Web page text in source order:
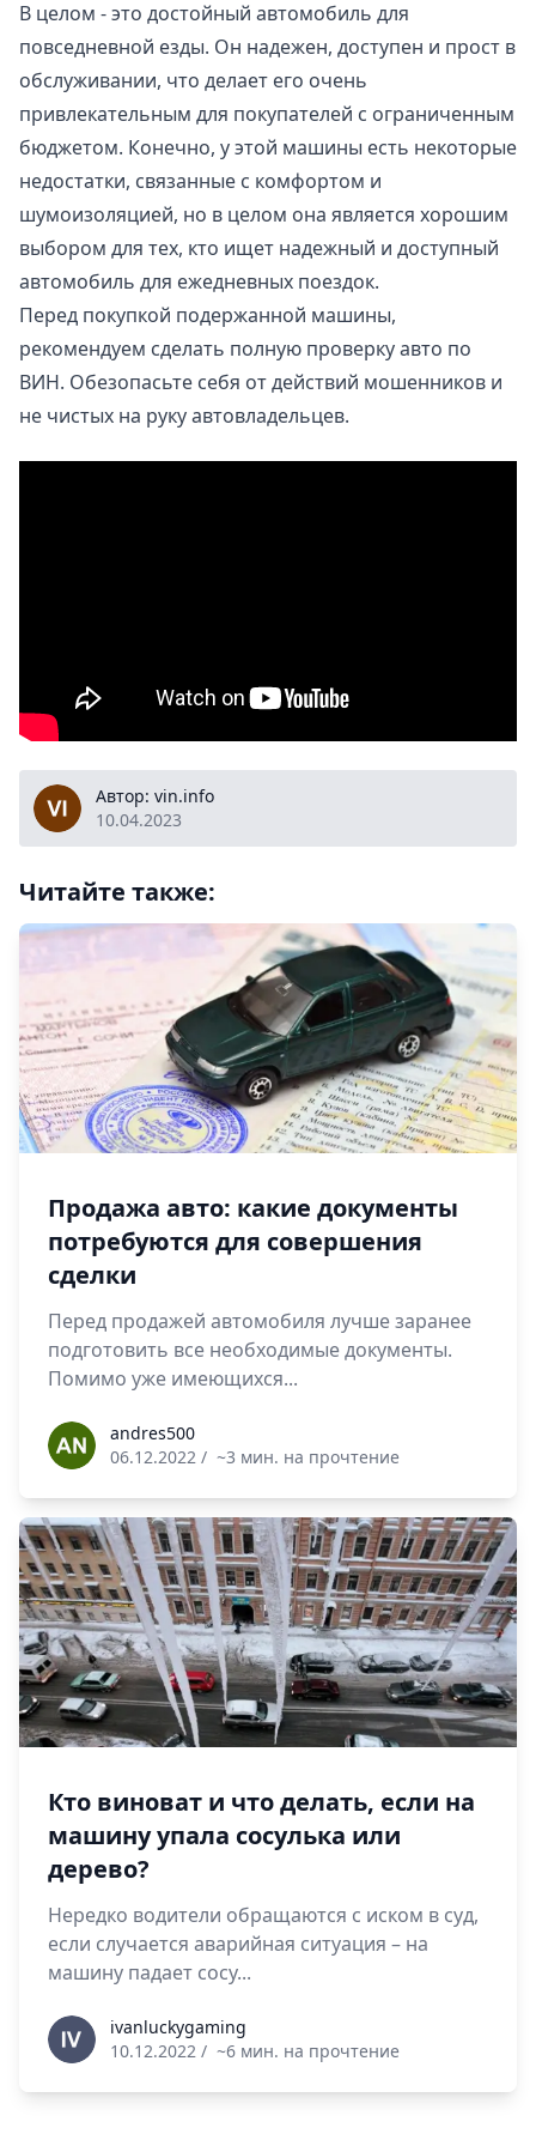
В целом - это достойный автомобиль для
повседневной езды. Он надежен, доступен и прост в
обслуживании, что делает его очень
привлекательным для покупателей с ограниченным
бюджетом. Конечно, у этой машины есть некоторые
недостатки, связанные с комфортом и
шумоизоляцией, но в целом она является хорошим
выбором для тех, кто ищет надежный и доступный
автомобиль для ежедневных поездок.
Перед покупкой подержанной машины,
рекомендуем сделать полную проверку авто по
ВИН. Обезопасьте себя от действий мошенников и
не чистых на руку автовладельцев.
vin.infoАвтор: vin.info
10.04.2023
Читайте также:
Продажа авто: какие документы
потребуются для совершения
сделки
Перед продажей автомобиля лучше заранее
подготовить все необходимые документы.
Помимо уже имеющихся...
andres500andres500
06.12.2022 / ~3 мин. на прочтение
Кто виноват и что делать, если на
машину упала сосулька или
дерево?
Нередко водители обращаются с иском в суд,
если случается аварийная ситуация – на
машину падает сосу...
ivanluckygaming
ivanluckygaming
10.12.2022 / ~6 мин. на прочтение